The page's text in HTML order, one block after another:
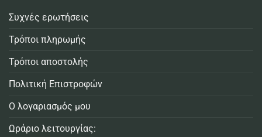
Συχνές ερωτήσεις
Τρόποι πληρωμής
Τρόποι αποστολής
Πολιτική Επιστροφών
Ο λογαριασμός μου
Ωράριο λειτουργίας: